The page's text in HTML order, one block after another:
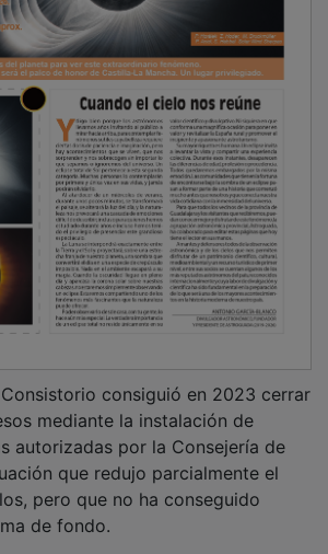
mediante la instalación de
autorizadas por la Consejería de
que redujo parcialmente el
pero que no ha conseguido
de fondo.